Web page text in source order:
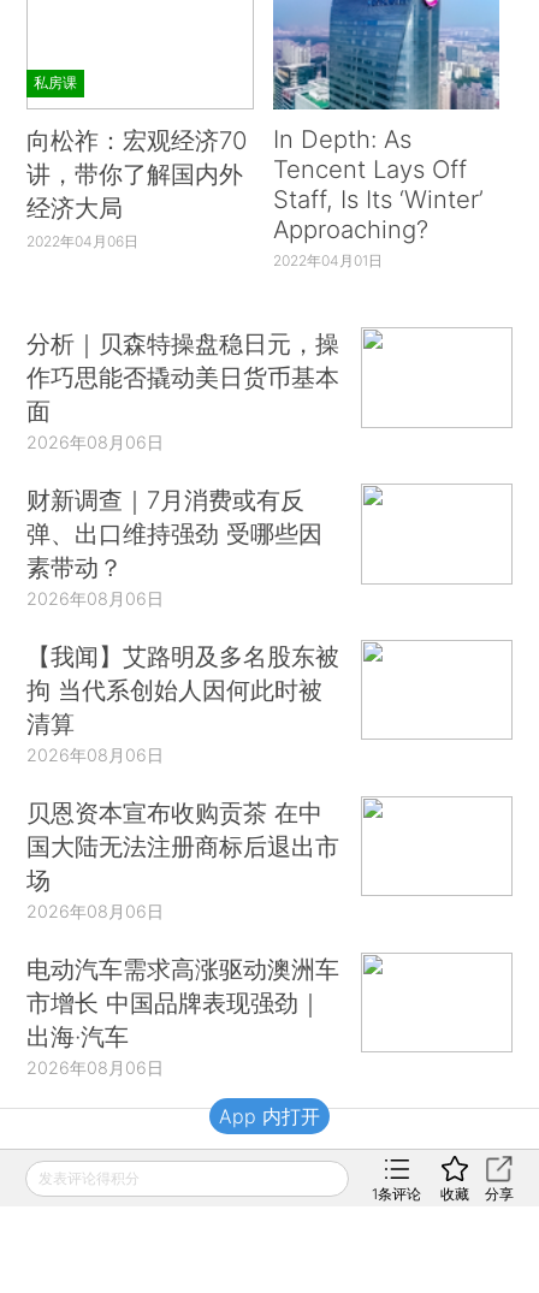
私房课
向松祚：宏观经济70
讲，带你了解国内外
经济大局
2022年04月06日
In Depth: As
Tencent Lays Off
Staff, Is Its ‘Winter’
Approaching?
2022年04月01日
分析｜贝森特操盘稳日元，操
作巧思能否撬动美日货币基本
面
2026年08月06日
财新调查｜7月消费或有反
弹、出口维持强劲 受哪些因
素带动？
2026年08月06日
【我闻】艾路明及多名股东被
拘 当代系创始人因何此时被
清算
2026年08月06日
贝恩资本宣布收购贡茶 在中
国大陆无法注册商标后退出市
场
2026年08月06日
电动汽车需求高涨驱动澳洲车
市增长 中国品牌表现强劲｜
出海·汽车
2026年08月06日
财新移动
发表评论得积分
1条评论 收藏 分享
App 内打开